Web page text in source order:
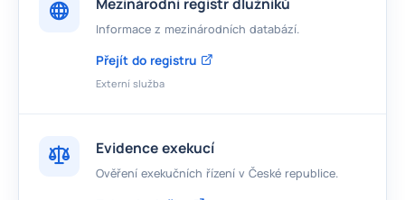
Informace z mezinárodních databází.
Přejít do registru
Externí služba
Evidence exekucí
Ověření exekučních řízení v České republice.